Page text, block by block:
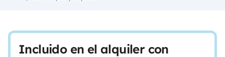
Incluido en el alquiler con